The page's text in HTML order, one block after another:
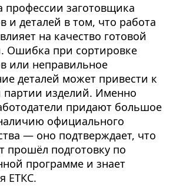
профессии заготовщика
и деталей в том, что работа
на качество готовой
Ошибка при сортировке
или неправильное
деталей может привести к
партии изделий. Именно
придают большое
официального
— оно подтверждает, что
прошёл подготовку по
программе и знает
ЕТКС.